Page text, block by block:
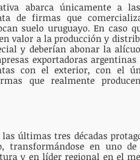
abarca únicamente a
de firmas que
suelo uruguayo. En caso
valor a la producción y
y deberían abonar la
exportadoras
con el exterior, con el
que realmente
últimas tres décadas
transformándose en uno
y en líder regional en el